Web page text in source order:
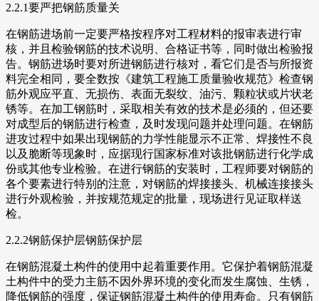
2.2.1要严把钢筋质量关
在钢筋进场前一定要严格按程序对工程材料的报审表进行审
核，并且检验钢筋的技术说明、合格证书等，同时做出检验报
告。钢筋进场时要对所进钢筋进行核对，看它们是否与所报资
料完全相同，要全数按《建筑工程施工质量验收规范》检查钢
筋外观应平直、无损伤、表面无裂纹、油污、颗粒状或片状老
锈等。在加工钢筋时，采取相关有效的技术是必须的，但还要
对成型后的钢筋进行检查，及时发现问题并处理问题。在钢筋
进攻过程中如果出现钢筋的力学性能显示不正常、焊接性不良
以及脆断等现象时，应据现行国家标准对该批钢筋进行化学成
份或其他专业检验。在进行钢筋的安装时，工程师要对钢筋的
各个要素进行特别的注意，对钢筋的焊接接头、机械连接接头
进行外观检验，并按规范规定的批量，现场进行见证取样送
检。
2.2.2钢筋保护层钢筋保护层
在钢筋混凝土构件的使用中起着重要作用。它保护着钢筋混凝
土构件中的受力主筋不因外界环境的变化而发生腐蚀、生锈，
降低钢筋的强度，保证钢筋混凝土构件的使用寿命。只有钢筋